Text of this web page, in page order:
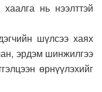
нь нээлттэй
шүлсээ хаях
эрдэм шинжилгээ
өрнүүлэхийг